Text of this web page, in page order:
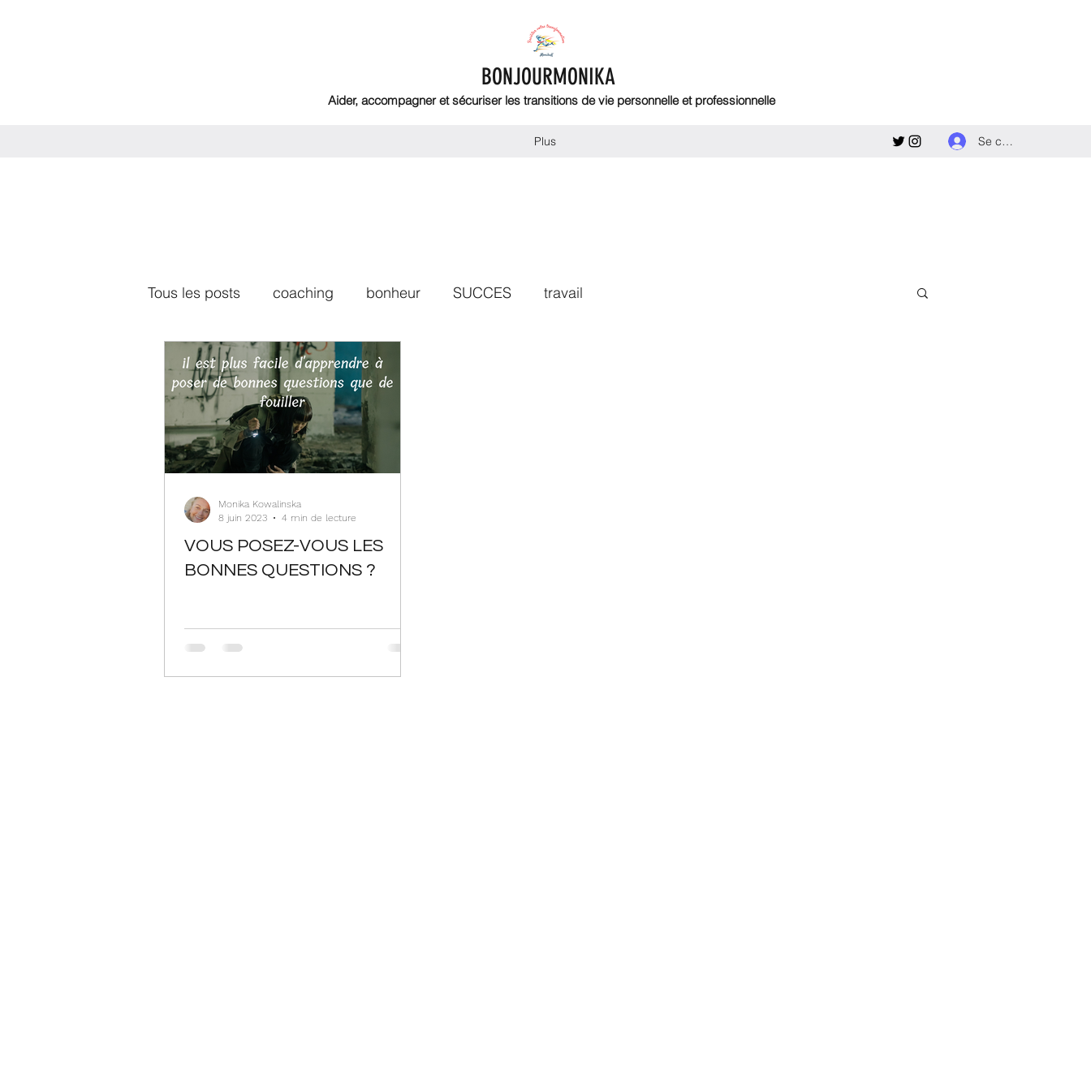
BONJOURMONIKA
Aider, accompagner et sécuriser les transitions de vie personnelle et professionnelle
Plus Se connecter
Tous les posts coaching bonheur SUCCES travail
VOUS POSEZ-VOUS LES
BONNES QUESTIONS ?
Monika Kowalinska
8 juin 2023
4 min de lecture